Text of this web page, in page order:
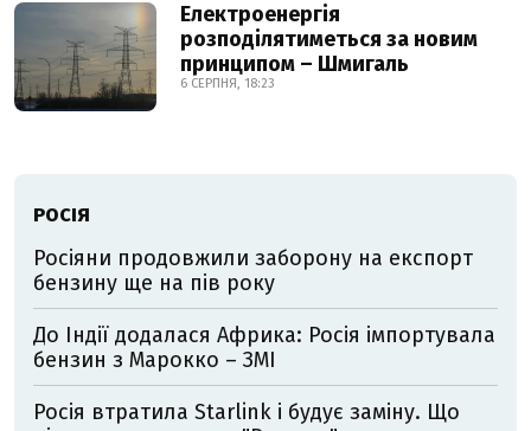
Електроенергія
розподілятиметься за новим
принципом – Шмигаль
6 СЕРПНЯ, 18:23
РОСІЯ
Росіяни продовжили заборону на експорт
бензину ще на пів року
До Індії додалася Африка: Росія імпортувала
бензин з Марокко – ЗМІ
Росія втратила Starlink і будує заміну. Що